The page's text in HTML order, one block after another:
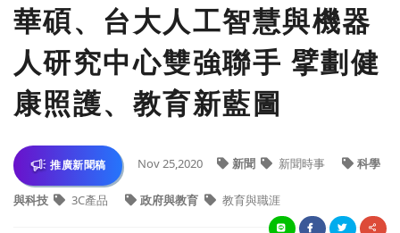
華碩、台大人工智慧與機器
人研究中心雙強聯手 擘劃健
康照護、教育新藍圖
推廣新聞稿 Nov 25,2020 新聞 新聞時事 科學
與科技 3C產品 政府與教育 教育與職涯